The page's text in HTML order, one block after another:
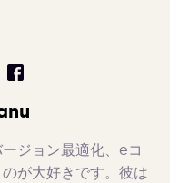
ジョン最適化、eコ
が大好きです。彼は